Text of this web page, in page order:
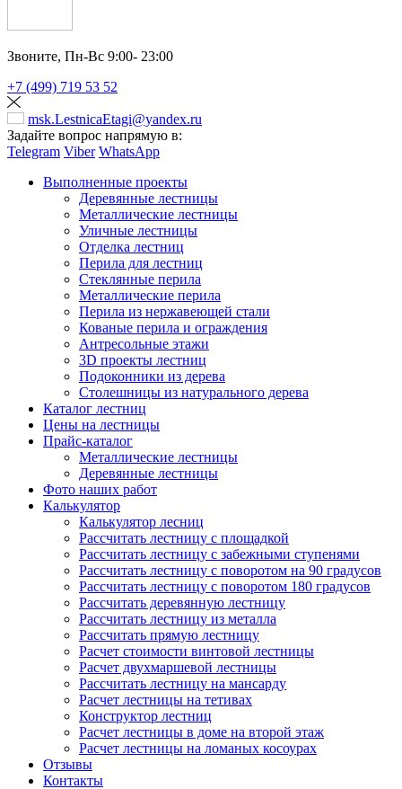
Звоните, Пн-Вс 9:00- 23:00
+7 (499) 719 53 52
msk.LestnicaEtagi@yandex.ru
Задайте вопрос напрямую в:
Telegram Viber WhatsApp
Выполненные проекты
Деревянные лестницы
Металлические лестницы
Уличные лестницы
Отделка лестниц
Перила для лестниц
Стеклянные перила
Металлические перила
Перила из нержавеющей стали
Кованые перила и ограждения
Антресольные этажи
3D проекты лестниц
Подоконники из дерева
Столешницы из натурального дерева
Каталог лестниц
Цены на лестницы
Прайс-каталог
Металлические лестницы
Деревянные лестницы
Фото наших работ
Калькулятор
Калькулятор лесниц
Рассчитать лестницу с площадкой
Рассчитать лестницу с забежными ступенями
Рассчитать лестницу с поворотом на 90 градусов
Рассчитать лестницу с поворотом 180 градусов
Рассчитать деревянную лестницу
Рассчитать лестницу из металла
Рассчитать прямую лестницу
Расчет стоимости винтовой лестницы
Расчет двухмаршевой лестницы
Рассчитать лестницу на мансарду
Расчет лестницы на тетивах
Конструктор лестниц
Расчет лестницы в доме на второй этаж
Расчет лестницы на ломаных косоурах
Отзывы
Контакты